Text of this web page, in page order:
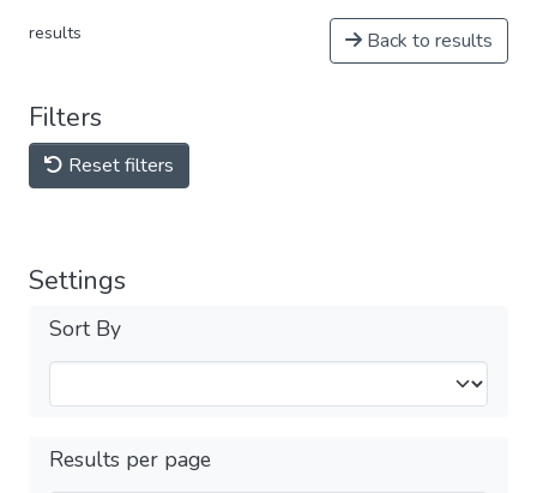
results Back to results
Filters
Reset filters
Settings
Sort By
Results per page